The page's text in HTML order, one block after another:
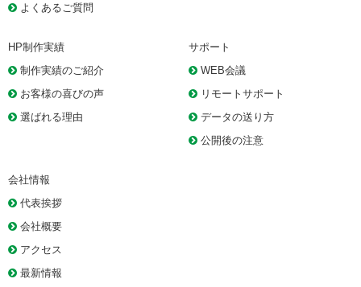
よくあるご質問
HP制作実績
制作実績のご紹介
お客様の喜びの声
選ばれる理由
サポート
WEB会議
リモートサポート
データの送り方
公開後の注意
会社情報
代表挨拶
会社概要
アクセス
最新情報